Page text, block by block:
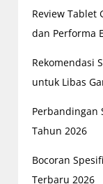
Review Tablet
dan Performa
Rekomendasi
untuk Libas
Perbandingan
Tahun 2026
Bocoran
Terbaru 2026